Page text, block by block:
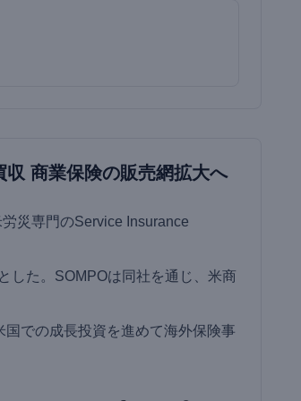
商業保険の販売網拡大へ
災専門のService Insurance
した。SOMPOは同社を通じ、米商
での成長投資を進めて海外保険事